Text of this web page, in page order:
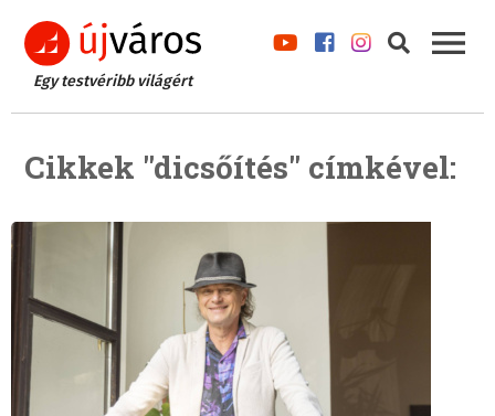
Egy testvéribb világért
Cikkek "dicsőítés" címkével: